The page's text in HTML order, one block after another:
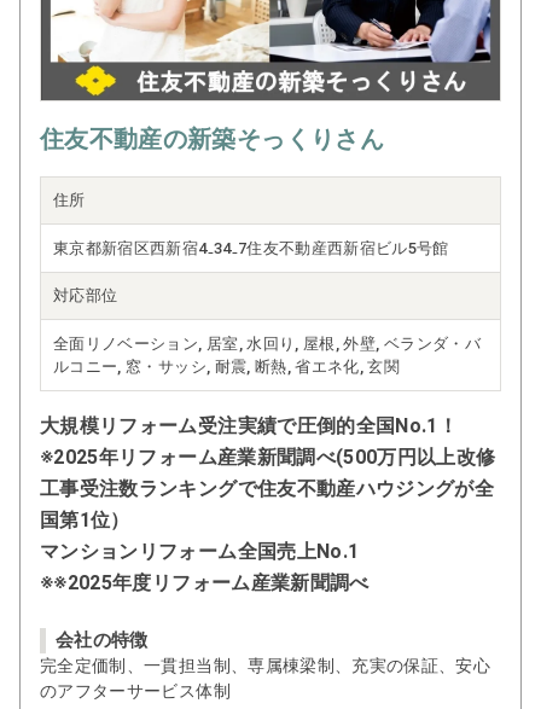
住友不動産の新築そっくりさん
住所
東京都新宿区西新宿4₋34₋7住友不動産西新宿ビル5号館
対応部位
全面リノベーション, 居室, 水回り, 屋根, 外壁, ベランダ・バ
ルコニー, 窓・サッシ, 耐震, 断熱, 省エネ化, 玄関
大規模リフォーム受注実績で圧倒的全国No.1！
※2025年リフォーム産業新聞調べ(500万円以上改修
工事受注数ランキングで住友不動産ハウジングが全
国第1位）
マンションリフォーム全国売上No.1
※※2025年度リフォーム産業新聞調べ
会社の特徴
完全定価制、一貫担当制、専属棟梁制、充実の保証、安心
のアフターサービス体制